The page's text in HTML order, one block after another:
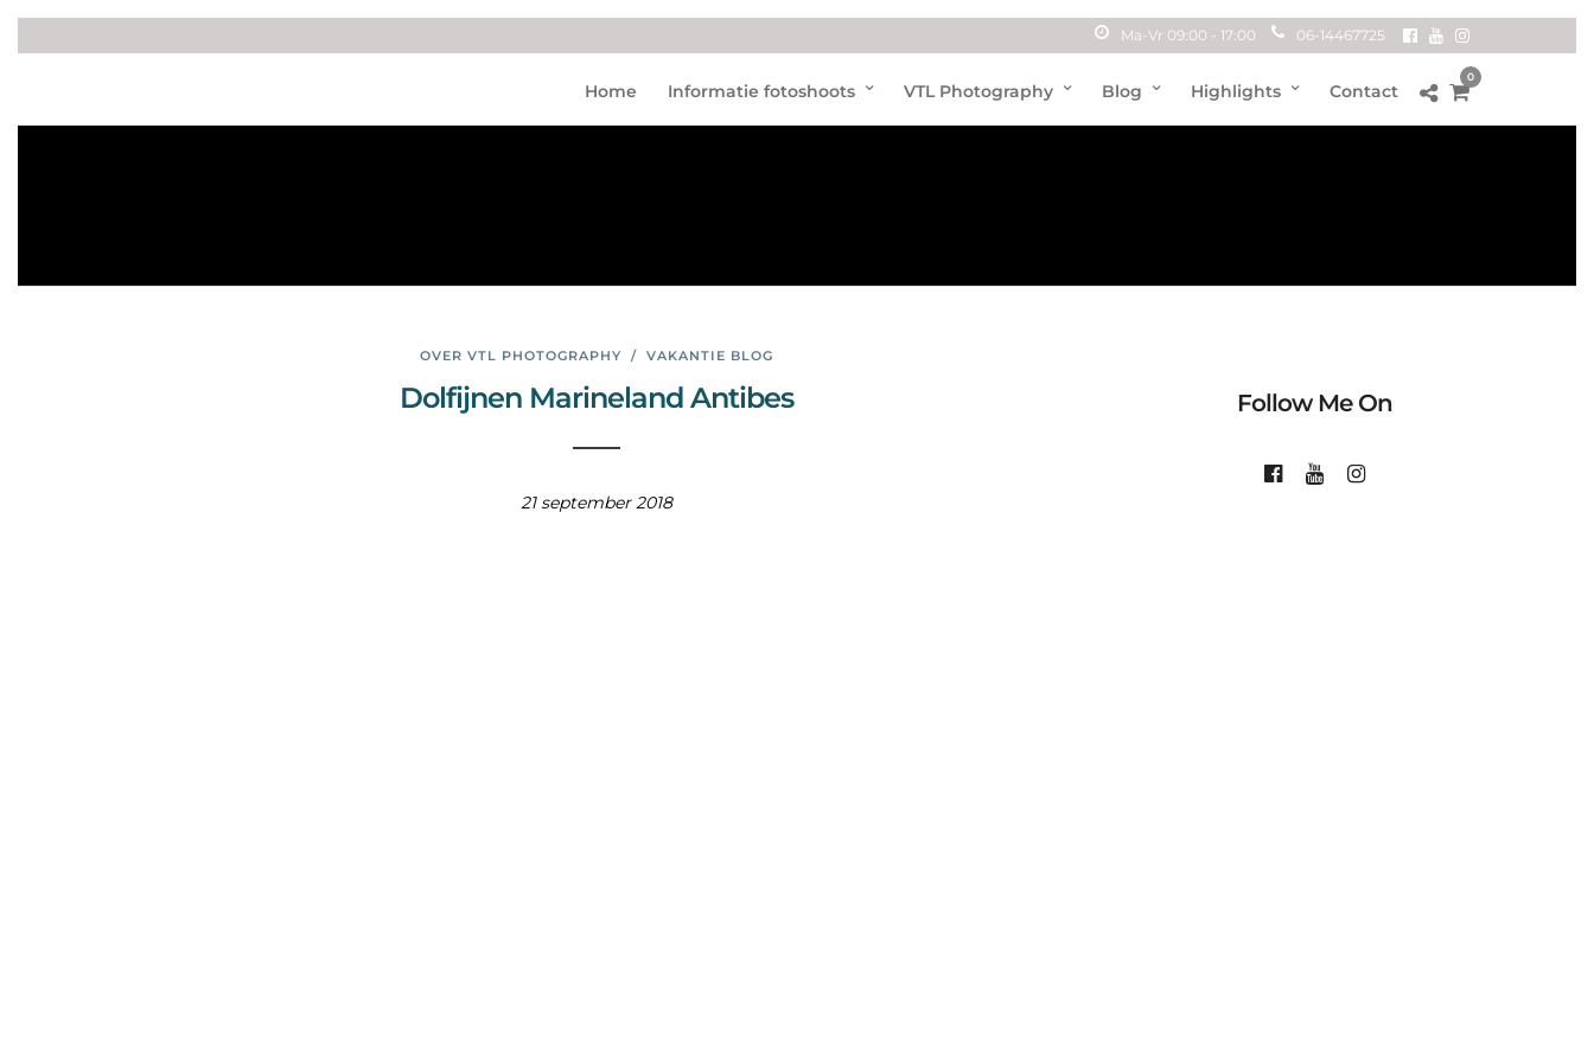
Ma-Vr 09:00 - 17:00 06-14467725
Home Informatie fotoshoots VTL Photography Blog Highlights Contact
0
Mari
OVER VTL PHOTOGRAPHY /VAKANTIE BLOG
Dolfijnen Marineland Antibes
21 september 2018
Follow Me On